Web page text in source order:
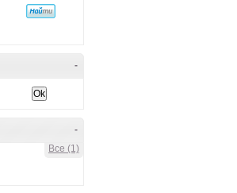
-
-
Все (1)